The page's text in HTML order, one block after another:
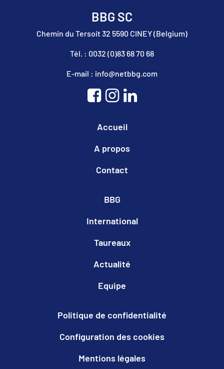
BBG SC
Chemin du Tersoit 32 5590 CINEY (Belgium)
Tél. : 0032 (0)83 68 70 68
E-mail : info@netbbg.com
Accueil
A propos
Contact
BBG
International
Taureaux
Actualité
Equipe
Politique de confidentialité
Configuration des cookies
Mentions légales